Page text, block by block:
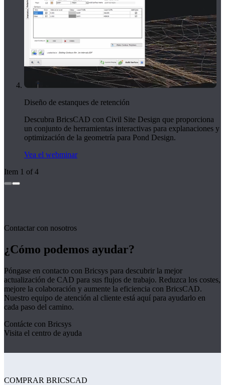
Diseño de estanques de retención
Descubra BricsCAD con Civil Site Design que proporciona
un conjunto de herramientas interactivas para explanaciones y
optimización de la geometría para Pond Design.
Vea el webminar
Item 1 of 4
Contactar con nosotros
¿Cómo podemos ayudar?
Póngase en contacto con Bricsys para descubrir la mejor
actualización de CAD para sus flujos de trabajo. Reduzca los costes,
mejore la colaboración y aumente la eficiencia con BricsCAD.
Nuestro equipo de atención al cliente está aquí para ayudarlo en
cada paso del camino.
Contácte con Bricsys
Visita el centro de ayuda
COMPRAR BRICSCAD